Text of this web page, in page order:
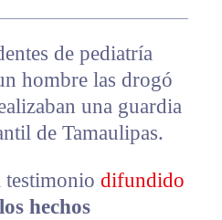
de pediatría
hombre las drogó
una guardia
de Tamaulipas.
testimonio difundido
los hechos